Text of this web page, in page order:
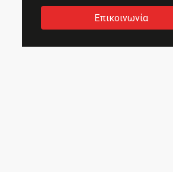
Επικοινωνία